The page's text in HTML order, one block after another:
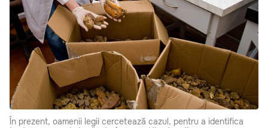
În prezent, oamenii legii cercetează cazul, pentru a identifica